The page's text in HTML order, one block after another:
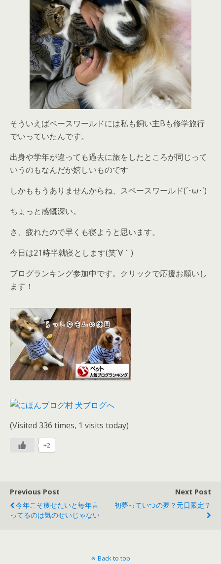
そういえばペースワールドには私も飼い主Bも修学旅行
でいっていたんです。
出身や学年が違っても過去に旅をしたところが同じって
いうのもなんだか嬉しいものです
しかももうありませんからね、スペースワールド(´･ω･`)
ちょっと感慨深い。
さ、疲れたので早くも寝ようと思います。
今日は21時半就寝とします(笑´∀｀)
ブログランキング参加中です。クリックで応援お願いし
ます！
(Visited 336 times, 1 visits today)
+2
Previous Post
今年こそ痩せたいと毎年言
ってるのは気のせいじゃない
Next Post
初夢っていつの夢？元日限定？
Back to top